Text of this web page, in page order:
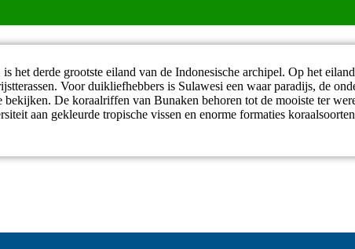
het derde grootste eiland van de Indonesische archipel. Op het
Voor duikliefhebbers is Sulawesi een waar paradijs, de
bekijken. De koraalriffen van Bunaken behoren tot de mooiste ter
aan gekleurde tropische vissen en enorme formaties